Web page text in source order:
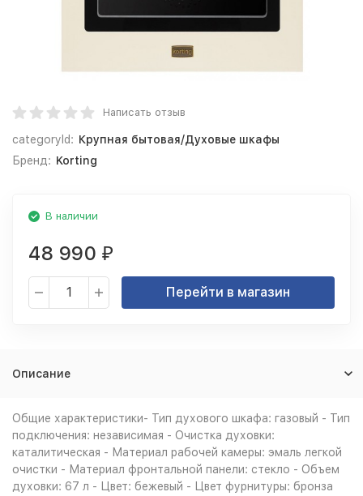
Написать отзыв
categoryId: Крупная бытовая/Духовые шкафы
Бренд: Korting
В наличии
48 990 ₽
Перейти в магазин
Описание
Общие характеристики- Тип духового шкафа: газовый - Тип
подключения: независимая - Очистка духовки:
каталитическая - Материал рабочей камеры: эмаль легкой
очистки - Материал фронтальной панели: стекло - Объем
духовки: 67 л - Цвет: бежевый - Цвет фурнитуры: бронза